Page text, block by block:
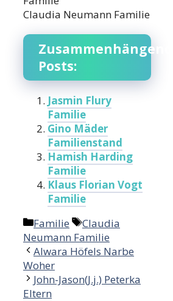
Claudia Neumann Familie
Zusammenhängende
Posts:
Jasmin Flury
Familie
Gino Mäder
Familienstand
Hamish Harding
Familie
Klaus Florian Vogt
Familie
Categories
Familie Tags
Claudia
Neumann Familie
Alwara Höfels Narbe
Woher
John-Jason(J.j.) Peterka
Eltern